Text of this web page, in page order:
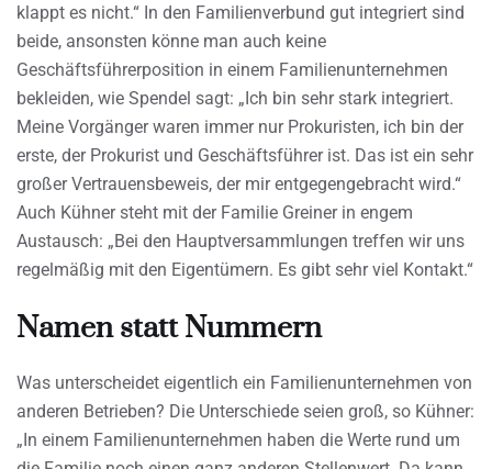
klappt es nicht.“ In den Familienverbund gut integriert sind
beide, ansonsten könne man auch keine
Geschäftsführerposition in einem Familienunternehmen
bekleiden, wie Spendel sagt: „Ich bin sehr stark integriert.
Meine Vorgänger waren immer nur Prokuristen, ich bin der
erste, der Prokurist und Geschäftsführer ist. Das ist ein sehr
großer Vertrauensbeweis, der mir entgegengebracht wird.“
Auch Kühner steht mit der Familie Greiner in engem
Austausch: „Bei den Hauptversammlungen treffen wir uns
regelmäßig mit den Eigentümern. Es gibt sehr viel Kontakt.“
Namen statt Nummern
Was unterscheidet eigentlich ein Familienunternehmen von
anderen Betrieben? Die Unterschiede seien groß, so Kühner:
„In einem Familienunternehmen haben die Werte rund um